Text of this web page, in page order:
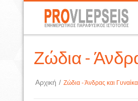
Ζώδια -
Αρχική / Ζώδια - Άνδρας και Γυναίκα